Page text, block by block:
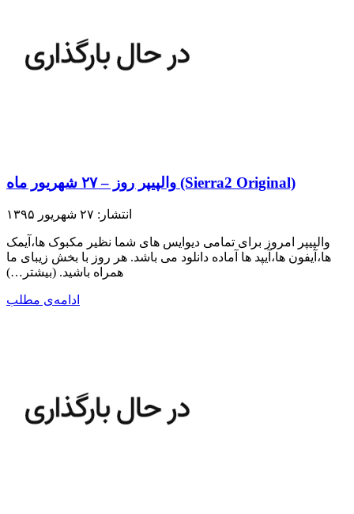
والپیپر روز – ۲۷ شهریور ماه (Sierra2 Original)
انتشار: ۲۷ شهریور ۱۳۹۵
والپیپر امروز برای تمامی دیوایس های شما نظیر مکبوک ها،آیمک
ها،آیفون ها،آیپد ها آماده دانلود می باشد. هر روز با بخش زیبای ما
همراه باشید.​ (بیشتر…)
ادامه‌ی مطلب